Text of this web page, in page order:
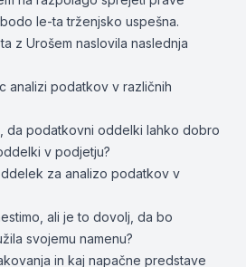
le-ta trženjsko uspešna.
z Urošem naslovila naslednja
analizi podatkov v različnih
da podatkovni oddelki lahko dobro
v podjetju?
za analizo podatkov v
ali je to dovolj, da bo
svojemu namenu?
in kaj napačne predstave